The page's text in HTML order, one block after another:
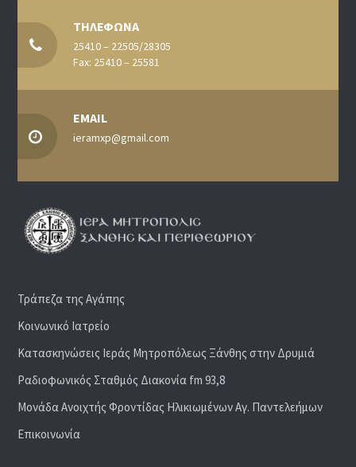
ΤΗΛΕΦΩΝΑ
25410 – 22505/28305
Fax: 25410 – 25581
EMAIL
ieramxp@gmail.com
Τράπεζα της Αγάπης
Κοινωνικό Ιατρείο
Κατασκηνώσεις Ιεράς Μητροπόλεως Ξάνθης στην Δρυμιά
Ραδιoφωνικός Σταθμός Διακονία fm 93,8
Μονάδα Ανοιχτής Φροντίδας Ηλικιωμένων Αγ. Παντελεήμων
Επικοινωνία